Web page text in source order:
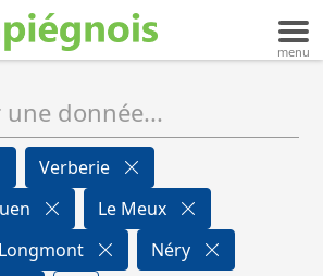
Verberie
Le Meux
Néry